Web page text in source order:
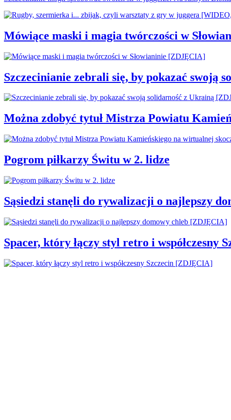
Mówiące maski i magia twórczości w
Szczecinianie zebrali się, by pokazać swoją
Można zdobyć tytuł Mistrza Powiatu
Pogrom piłkarzy Świtu w 2. lidze
Sąsiedzi stanęli do rywalizacji o najlepszy
Spacer, który łączy styl retro i współczesny